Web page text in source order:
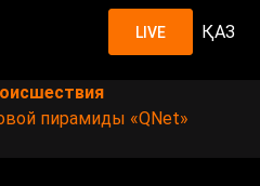
LIVE ҚАЗ
пирамиды «QNet»